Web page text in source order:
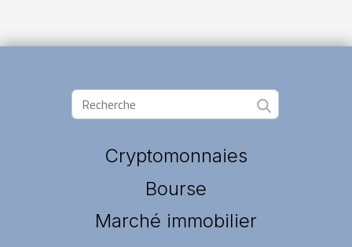
Cryptomonnaies
Bourse
Marché immobilier